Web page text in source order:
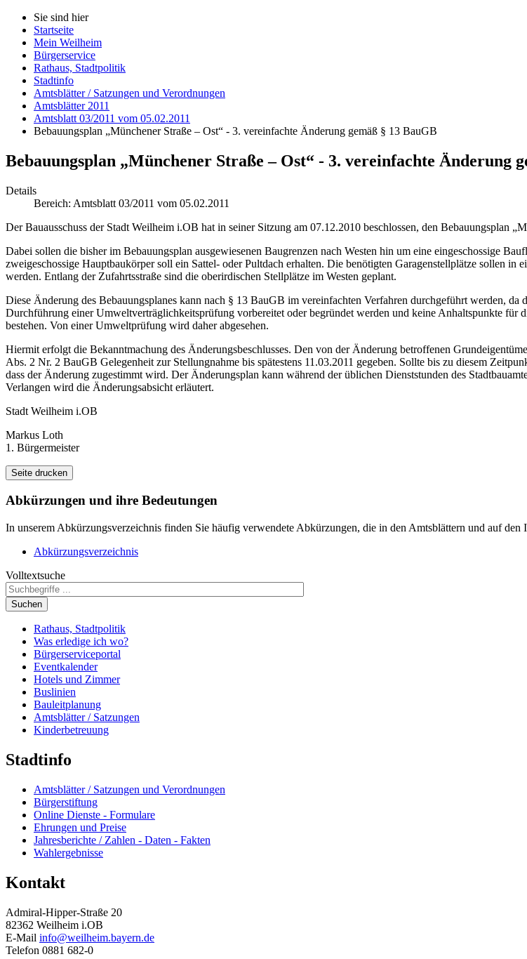
Sie sind hier
Startseite
Mein Weilheim
Bürgerservice
Rathaus, Stadtpolitik
Stadtinfo
Amtsblätter / Satzungen und Verordnungen
Amtsblätter 2011
Amtsblatt 03/2011 vom 05.02.2011
Bebauungsplan „Münchener Straße – Ost“ - 3. vereinfachte Änderung gemäß § 13 BauGB
Bebauungsplan „Münchener Straße – Ost“ - 3. vereinfachte Änderung
Details
Bereich: Amtsblatt 03/2011 vom 05.02.2011
Der Bauausschuss der Stadt Weilheim i.OB hat in seiner Sitzung am 07.12.2010 beschlossen, den Bebauungsplan
Dabei sollen die bisher im Bebauungsplan ausgewiesenen Baugrenzen nach Westen hin um eine eingeschossige
zweigeschossige Hauptbaukörper soll ein Sattel- oder Pultdach erhalten. Die benötigten Garagenstellplätze sollen
werden. Entlang der Zufahrtsstraße sind die oberirdischen Stellplätze im Westen geplant.
Diese Änderung des Bebauungsplanes kann nach § 13 BauGB im vereinfachten Verfahren durchgeführt werden,
Durchführung einer Umweltverträglichkeitsprüfung vorbereitet oder begründet werden und keine Anhaltspunkte
bestehen. Von einer Umweltprüfung wird daher abgesehen.
Hiermit erfolgt die Bekanntmachung des Änderungsbeschlusses. Den von der Änderung betroffenen
Abs. 2 Nr. 2 BauGB Gelegenheit zur Stellungnahme bis spätestens 11.03.2011 gegeben. Sollte bis zu diesem
dass der Änderung zugestimmt wird. Der Änderungsplan kann während der üblichen Dienststunden des
Verlangen wird die Änderungsabsicht erläutert.
Stadt Weilheim i.OB
Markus Loth
1. Bürgermeister
Seite drucken
Abkürzungen und ihre Bedeutungen
In unserem Abkürzungsverzeichnis finden Sie häufig verwendete Abkürzungen, die in den Amtsblättern und auf
Abkürzungsverzeichnis
Volltextsuche
Suchen
Rathaus, Stadtpolitik
Was erledige ich wo?
Bürgerserviceportal
Eventkalender
Hotels und Zimmer
Buslinien
Bauleitplanung
Amtsblätter / Satzungen
Kinderbetreuung
Stadtinfo
Amtsblätter / Satzungen und Verordnungen
Bürgerstiftung
Online Dienste - Formulare
Ehrungen und Preise
Jahresberichte / Zahlen - Daten - Fakten
Wahlergebnisse
Kontakt
Admiral-Hipper-Straße 20
82362 Weilheim i.OB
E-Mail info@weilheim.bayern.de
Telefon 0881 682-0